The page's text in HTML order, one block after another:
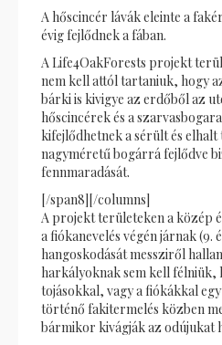
A hőscincér lávák eleinte a
évig fejlődnek a fában.
A Life4OakForests projekt
nem kell attól tartaniuk, hogy
bárki is kivigye az erdőből az
hőscincérek és a
kifejlődhetnek a sérült és
nagyméretű bogárrá fejlődve
fennmaradását.
[/span8][/columns]
A projekt területeken a közép
a fiókanevelés végén járnak (9.
hangoskodását messziről
harkályoknak sem kell félniük,
tojásokkal, vagy a fiókákkal
történő fakitermelés közben
bármikor kivágják az odújukat